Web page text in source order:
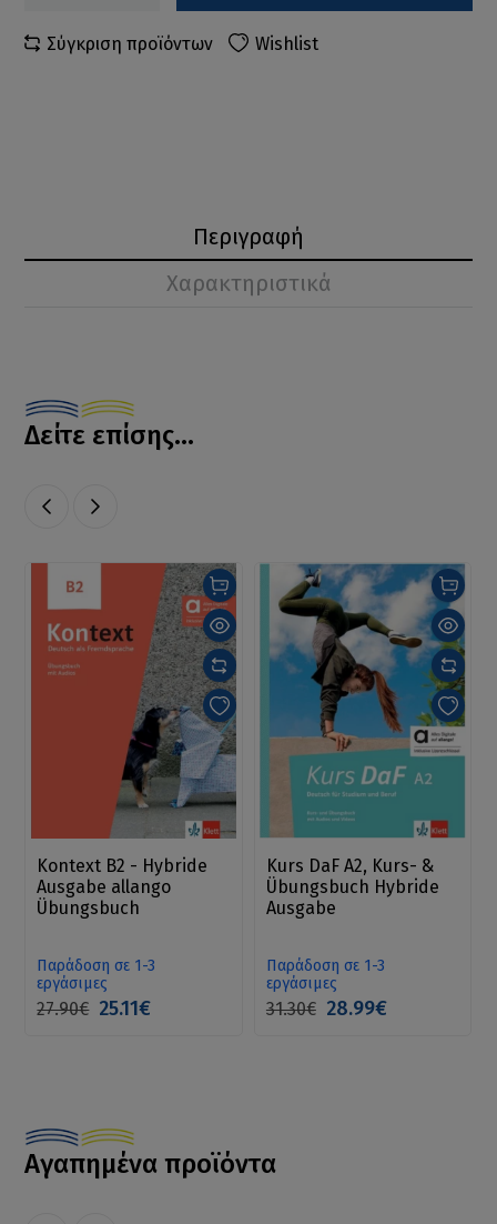
Σύγκριση προϊόντων Wishlist
Περιγραφή
Χαρακτηριστικά
Δείτε επίσης...
Kontext B2 - Hybride
Ausgabe allango
Übungsbuch
Παράδοση σε 1-3
εργάσιμες
27.90€ 25.11€
Kurs DaF A2, Kurs- &
Übungsbuch Hybride
Ausgabe
Παράδοση σε 1-3
εργάσιμες
31.30€ 28.99€
Αγαπημένα προϊόντα